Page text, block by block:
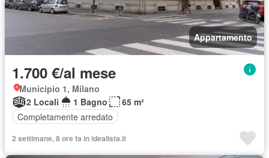
Appartamento
1.700 €/al mese
Municipio 1, Milano
2 Locali
1 Bagno
65 m²
Completamente arredato
2 settimane, 8 ore fa in idealista.it